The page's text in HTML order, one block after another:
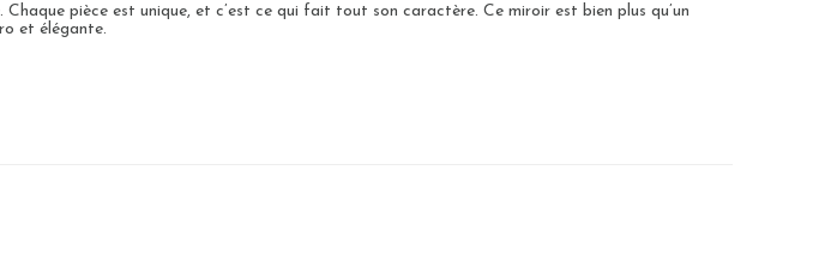
. Chaque pièce est unique, et c’est ce qui fait tout son caractère. Ce miroir est bien plus qu’un
et élégante.